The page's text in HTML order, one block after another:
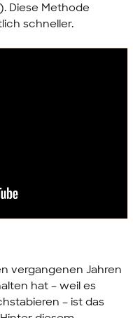
). Diese Methode
schneller.
vergangenen Jahren
hat – weil es
– ist das